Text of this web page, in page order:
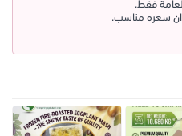
فقط.
ان سعره مناسب.